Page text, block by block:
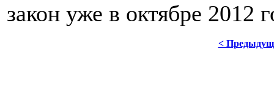
закон уже в октябре 2012
<